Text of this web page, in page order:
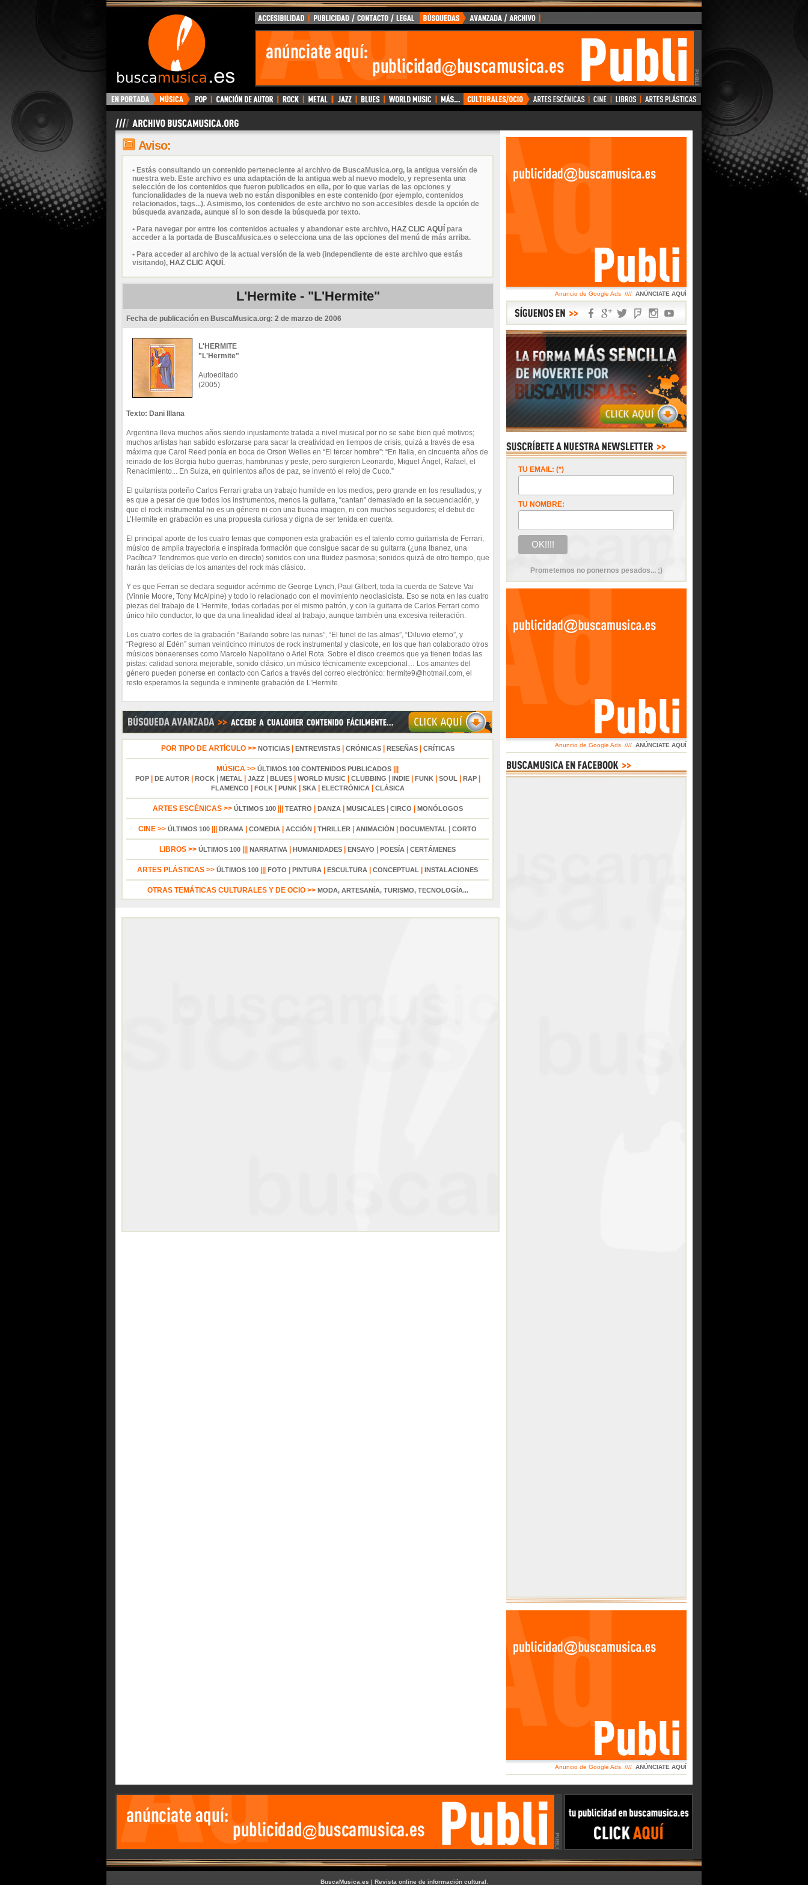
Aviso:
• Estás consultando un contenido perteneciente al archivo de BuscaMusica.org, la antigua versión de
nuestra web. Este archivo es una adaptación de la antigua web al nuevo modelo, y representa una
selección de los contenidos que fueron publicados en ella, por lo que varias de las opciones y
funcionalidades de la nueva web no están disponibles en este contenido (por ejemplo, contenidos
relacionados, tags...). Asimismo, los contenidos de este archivo no son accesibles desde la opción de
búsqueda avanzada, aunque sí lo son desde la búsqueda por texto.
• Para navegar por entre los contenidos actuales y abandonar este archivo, HAZ CLIC AQUÍ para
acceder a la portada de BuscaMusica.es o selecciona una de las opciones del menú de más arriba.
• Para acceder al archivo de la actual versión de la web (independiente de este archivo que estás
visitando), HAZ CLIC AQUÍ .
L'Hermite - "L'Hermite"
Fecha de publicación en BuscaMusica.org: 2 de marzo de 2006
L'HERMITE
"L'Hermite"
Autoeditado
(2005)
Texto: Dani Illana
Argentina lleva muchos años siendo injustamente tratada a nivel musical por no se sabe bien qué motivos;
muchos artistas han sabido esforzarse para sacar la creatividad en tiempos de crisis, quizá a través de esa
máxima que Carol Reed ponía en boca de Orson Welles en “El tercer hombre”: “En Italia, en cincuenta años de
reinado de los Borgia hubo guerras, hambrunas y peste, pero surgieron Leonardo, Miguel Ángel, Rafael, el
Renacimiento... En Suiza, en quinientos años de paz, se inventó el reloj de Cuco.”
El guitarrista porteño Carlos Ferrari graba un trabajo humilde en los medios, pero grande en los resultados; y
es que a pesar de que todos los instrumentos, menos la guitarra, “cantan” demasiado en la secuenciación, y
que el rock instrumental no es un género ni con una buena imagen, ni con muchos seguidores; el debut de
L’Hermite en grabación es una propuesta curiosa y digna de ser tenida en cuenta.
El principal aporte de los cuatro temas que componen esta grabación es el talento como guitarrista de Ferrari,
músico de amplia trayectoria e inspirada formación que consigue sacar de su guitarra (¿una Ibanez, una
Pacífica? Tendremos que verlo en directo) sonidos con una fluidez pasmosa; sonidos quizá de otro tiempo, que
harán las delicias de los amantes del rock más clásico.
Y es que Ferrari se declara seguidor acérrimo de George Lynch, Paul Gilbert, toda la cuerda de Sateve Vai
(Vinnie Moore, Tony McAlpine) y todo lo relacionado con el movimiento neoclasicista. Eso se nota en las cuatro
piezas del trabajo de L’Hermite, todas cortadas por el mismo patrón, y con la guitarra de Carlos Ferrari como
único hilo conductor, lo que da una linealidad ideal al trabajo, aunque también una excesiva reiteración.
Los cuatro cortes de la grabación “Bailando sobre las ruinas”, “El tunel de las almas”, “Diluvio eterno”, y
“Regreso al Edén” suman veinticinco minutos de rock instrumental y clasicote, en los que han colaborado otros
músicos bonaerenses como Marcelo Napolitano o Ariel Rota. Sobre el disco creemos que ya tienen todas las
pistas: calidad sonora mejorable, sonido clásico, un músico técnicamente excepcional… Los amantes del
género pueden ponerse en contacto con Carlos a través del correo electrónico: hermite9@hotmail.com, el
resto esperamos la segunda e inminente grabación de L’Hermite.
POR TIPO DE ARTÍCULO >> NOTICIAS| ENTREVISTAS| CRÓNICAS| RESEÑAS| CRÍTICAS
MÚSICA >> ÚLTIMOS 100 CONTENIDOS PUBLICADOS
POP| DE AUTOR| ROCK| METAL| JAZZ| BLUES| WORLD MUSIC| CLUBBING INDIE| FUNK| SOUL| RAP|
FLAMENCO FOLK| PUNK| SKA| ELECTRÓNICA| CLÁSICA
ARTES ESCÉNICAS >> ÚLTIMOS 100||| TEATRO DANZA| MUSICALES| CIRCO MONÓLOGOS
CINE >> ÚLTIMOS 100 DRAMA COMEDIA ACCIÓN THRILLER ANIMACIÓN DOCUMENTAL CORTO
LIBROS >> ÚLTIMOS 100 NARRATIVA HUMANIDADES ENSAYO POESÍA CERTÁMENES
ARTES PLÁSTICAS >> ÚLTIMOS 100 FOTO PINTURA ESCULTURA CONCEPTUAL INSTALACIONES
OTRAS TEMÁTICAS CULTURALES Y DE OCIO >> MODA, ARTESANÍA, TURISMO, TECNOLOGÍA...
Anuncio de Google Ads //// ANÚNCIATE AQUÍ
TU EMAIL: (*)
TU NOMBRE:
Prometemos no ponernos pesados... ;)
Anuncio de Google Ads //// ANÚNCIATE AQUÍ
Anuncio de Google Ads //// ANÚNCIATE AQUÍ
BuscaMusica.es | Revista online de información cultural